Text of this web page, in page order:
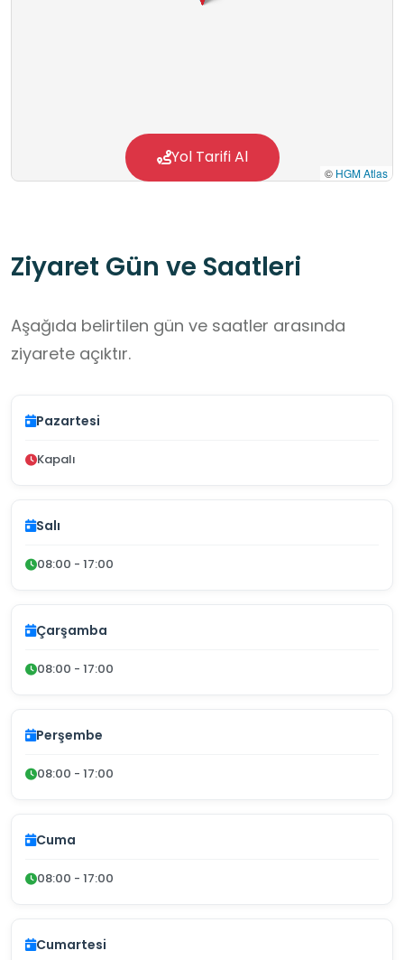
© HGM Atlas
Yol Tarifi Al
Ziyaret Gün ve Saatleri
Aşağıda belirtilen gün ve saatler arasında
ziyarete açıktır.
Pazartesi
Kapalı
Salı
08:00 - 17:00
Çarşamba
08:00 - 17:00
Perşembe
08:00 - 17:00
Cuma
08:00 - 17:00
Cumartesi